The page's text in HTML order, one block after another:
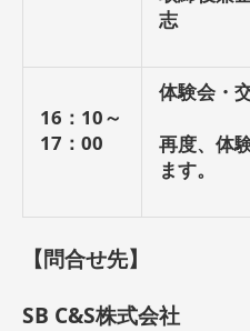
志
16：10～
17：00
体験会・
再度、体
ます。
【問合せ先】
SB C&S株式会社